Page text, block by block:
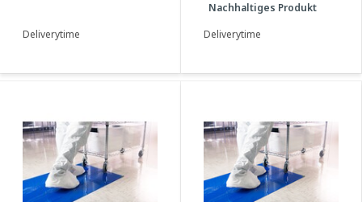
Deliverytime
Nachhaltiges Produkt
Deliverytime